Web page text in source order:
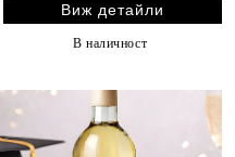
Виж детайли
В наличност